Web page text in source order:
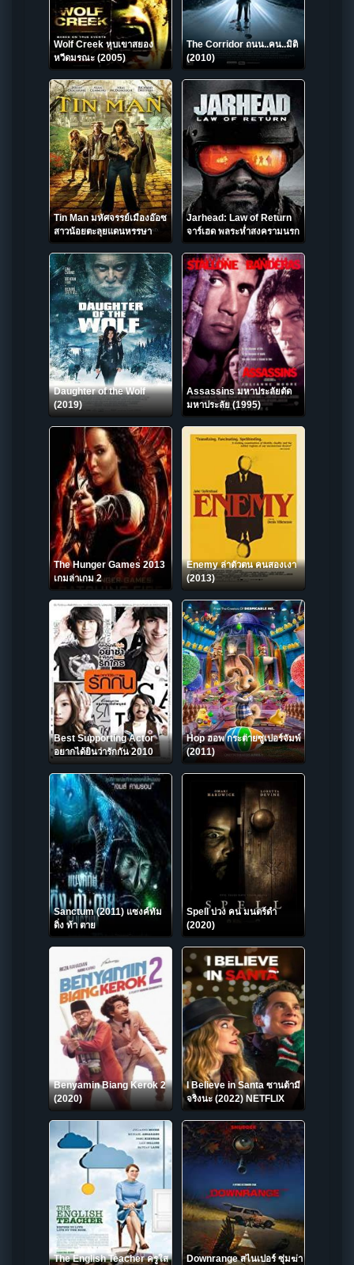
Wolf Creek หุบเขาสยอง
หวีดมรณะ (2005)
The Corridor ถนน..คน..มิติ
(2010)
Tin Man มหัศจรรย์เมืองอ๊อซ
สาวน้อยตะลุยแดนหรรษา
(2007) disk2
Jarhead: Law of Return
จาร์เฮด พลระห่ำสงครามนรก
4 (2019)
Daughter of the Wolf
(2019)
Assassins มหาประลัยตัด
มหาประลัย (1995)
The Hunger Games 2013
เกมล่าเกม 2
Enemy ล่าตัวตน คนสองเงา
(2013)
Best Supporting Actor
อยากได้ยินว่ารักกัน 2010
Hop ฮอพ กระต่ายซูเปอร์จัมพ์
(2011)
Sanctum (2011) แซงค์ทัม
ดิ่ง ท้า ตาย
Spell บ่วง คน มนตร์ดำ
(2020)
Benyamin Biang Kerok 2
(2020)
I Believe in Santa ซานต้ามี
จริงนะ (2022) NETFLIX
The English Teacher ครูใส
Downrange สไนเปอร์ ซุ่มฆ่า